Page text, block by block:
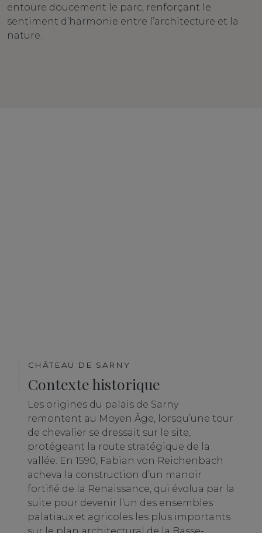
entoure doucement le parc, renforçant le
sentiment d’harmonie entre l’architecture et la
nature.
CHÂTEAU DE SARNY
Contexte historique
Les origines du palais de Sarny
remontent au Moyen Âge, lorsqu’une tour
de chevalier se dressait sur le site,
protégeant la route stratégique de la
vallée. En 1590, Fabian von Reichenbach
acheva la construction d’un manoir
fortifié de la Renaissance, qui évolua par la
suite pour devenir l’un des ensembles
palatiaux et agricoles les plus importants